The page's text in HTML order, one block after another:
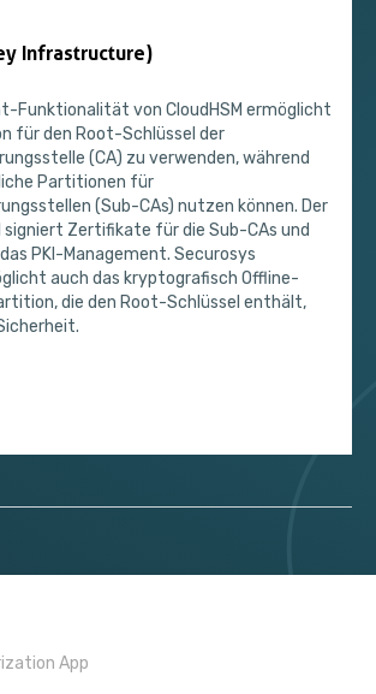
Infrastructure)
Funktionalität von CloudHSM ermöglicht
für den Root-Schlüssel der
(CA) zu verwenden, während
Partitionen für
(Sub-CAs) nutzen können. Der
signiert Zertifikate für die Sub-CAs und
PKI-Management. Securosys
auch das kryptografisch Offline-
die den Root-Schlüssel enthält,
App